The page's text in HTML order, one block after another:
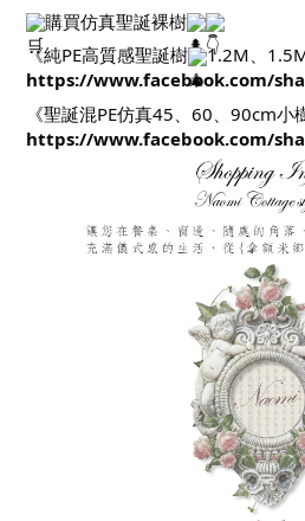
購買仿真聖誕裸樹
《純PE高質感聖誕樹
1.2M、
https://www.facebook.com/
《聖誕混PE仿真45、60、90cm小
https://www.facebook.com/